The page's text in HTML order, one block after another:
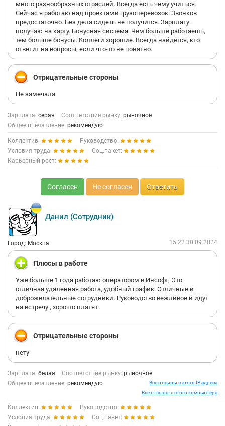
много разнообразных отраслей. Всегда есть чему учиться.
Сейчас я работаю над проектами грузоперевозок. Звонков
предостаточно. Без дела сидеть не получится. Зарплату
получаю на карту. Бонусная система. Чем больше работаешь,
тем больше бонусы. Коллеги хорошие. Всегда найдется, кто
ответит на вопросы, если что-то не понятно.
Отрицательные стороны
Не замечала
Зарплата: серая Соответствие рынку: рыночное
Общее впечатление: рекомендую
Коллектив:
Руководство:
Условия труда:
Соц.пакет:
Карьерный рост:
Согласен Не согласен Ответить
Данил (Сотрудник)
Город: Москва 15:22 30.09.2024
Плюсы в работе
Уже больше 1 года работаю оператором в Инсофт, Это
отличная удаленная работа, удобный график. Отличные и
доброжелательные сотрудники. Руководство вежливое и идут
на встречу , хорошо платят
Отрицательные стороны
нету
Зарплата: белая Соответствие рынку: рыночное
Общее впечатление: рекомендую
Все отзывы с этого IP адреса
Все отзывы с этого компьютера
Коллектив:
Руководство:
Условия труда:
Соц.пакет: